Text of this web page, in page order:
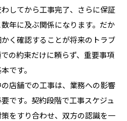
してから工事完了、さらに保証
年に及ぶ関係になります。だか
く確認することが将来のトラブ
の約束だけに頼らず、重要事項
です。
店舗での工事は、業務への影響
です。契約段階で工事スケジュ
をすり合わせ、双方の認識を一